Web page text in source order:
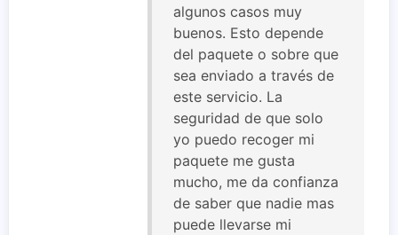
algunos casos muy
buenos. Esto depende
del paquete o sobre que
sea enviado a través de
este servicio. La
seguridad de que solo
yo puedo recoger mi
paquete me gusta
mucho, me da confianza
de saber que nadie mas
puede llevarse mi